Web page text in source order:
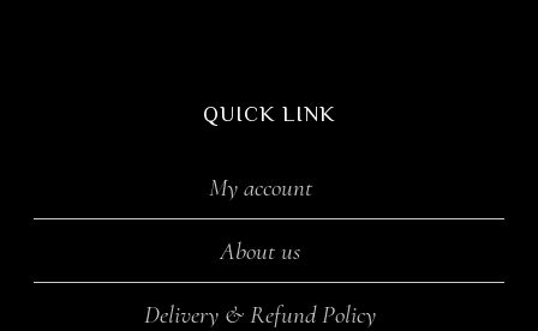
QUICK LINK
My account
About us
Delivery & Refund Policy